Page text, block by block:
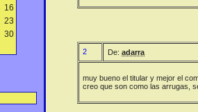
2 De: adarra
muy bueno el titular y mejor el
creo que son como las arrugas,
16
23
30